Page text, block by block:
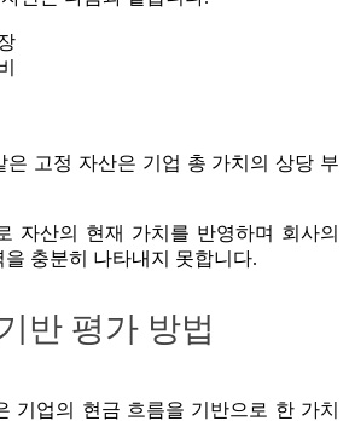
은 고정 자산은 기업 총 가치의 상당 부
자산의 현재 가치를 반영하며 회사의
충분히 나타내지 못합니다.
반 평가 방법
기업의 현금 흐름을 기반으로 한 가치